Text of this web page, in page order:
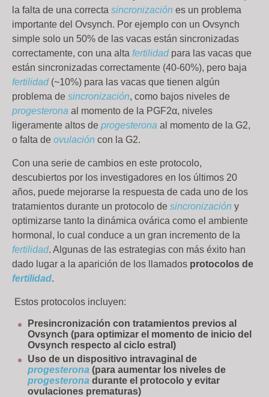
la falta de una correcta sincronización es un problema
importante del Ovsynch. Por ejemplo con un Ovsynch
simple solo un 50% de las vacas están sincronizadas
correctamente, con una alta fertilidadpara las vacas que
están sincronizadas correctamente (40-60%), pero baja
fertilidad(~10%) para las vacas que tienen algún
problema de sincronización, como bajos niveles de
progesterona al momento de la PGF2α, niveles
ligeramente altos de progesterona al momento de la G2,
o falta de ovulación con la G2.
Con una serie de cambios en este protocolo,
descubiertos por los investigadores en los últimos 20
años, puede mejorarse la respuesta de cada uno de los
tratamientos durante un protocolo de sincronización y
optimizarse tanto la dinámica ovárica como el ambiente
hormonal, lo cual conduce a un gran incremento de la
fertilidad. Algunas de las estrategias con más éxito han
dado lugar a la aparición de los llamados protocolos de
fertilidad.
Estos protocolos incluyen:
Presincronización con tratamientos previos al
Ovsynch (para optimizar el momento de inicio del
Ovsynch respecto al ciclo estral)
Uso de un dispositivo intravaginal de
progesterona (para aumentar los niveles de
progesterona durante el protocolo y evitar
ovulaciones prematuras)